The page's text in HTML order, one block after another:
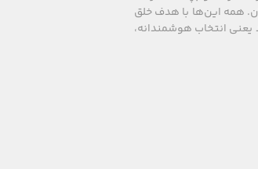
همه این‌ها با هدف خلق
یعنی انتخاب هوشمندانه،